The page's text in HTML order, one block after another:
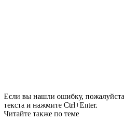
Если вы нашли ошибку,
текста и нажмите Ctrl+Enter.
Читайте также по теме